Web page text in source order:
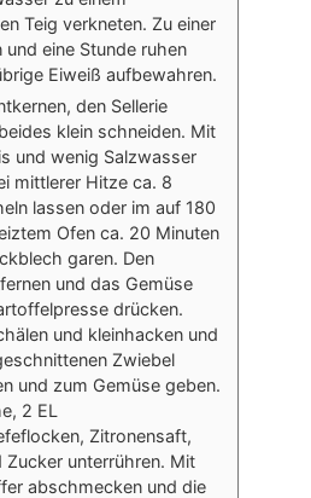
Teig verkneten. Zu einer
und eine Stunde ruhen
Eiweiß aufbewahren.
den Sellerie
klein schneiden. Mit
und wenig Salzwasser
mittlerer Hitze ca. 8
lassen oder im auf 180
Ofen ca. 20 Minuten
garen. Den
und das Gemüse
drücken.
und kleinhacken und
Zwiebel
und zum Gemüse geben.
2 EL
Zitronensaft,
Zucker unterrühren. Mit
abschmecken und die